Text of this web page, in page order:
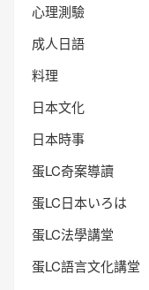
心理測驗
成人日語
料理
日本文化
日本時事
蛋LC奇案導讀
蛋LC日本いろは
蛋LC法學講堂
蛋LC語言文化講堂